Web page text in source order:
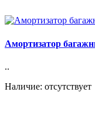
Амортизатор
..
Наличие: отсутствует